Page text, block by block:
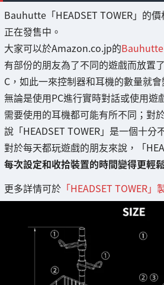
Bauhutte「HEADSET TOWER」的價
正在發售中。
大家可以於Amazon.co.jp的
有部份的朋友為了不同的遊戲而放置
C，如此一來控制器和耳機的數量就會
無論是使用PC進行實時對話或使用遊
需要使用的耳機都可能有所不同；對
說「HEADSET TOWER」是一個十分
對於每天都玩遊戲的朋友來說，「
每次設定和收拾裝置的時間變得更輕
更多詳情可於 「HEADSET TOWER」